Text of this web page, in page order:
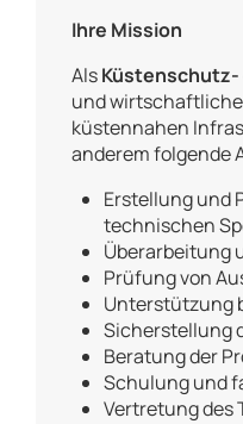
Ihre Mission
Als
und
küstennahen
anderem folgende
Erstellung und
technischen
Überarbeitung
Prüfung von
Unterstützung
Sicherstellung
Beratung der
Schulung und
Vertretung des